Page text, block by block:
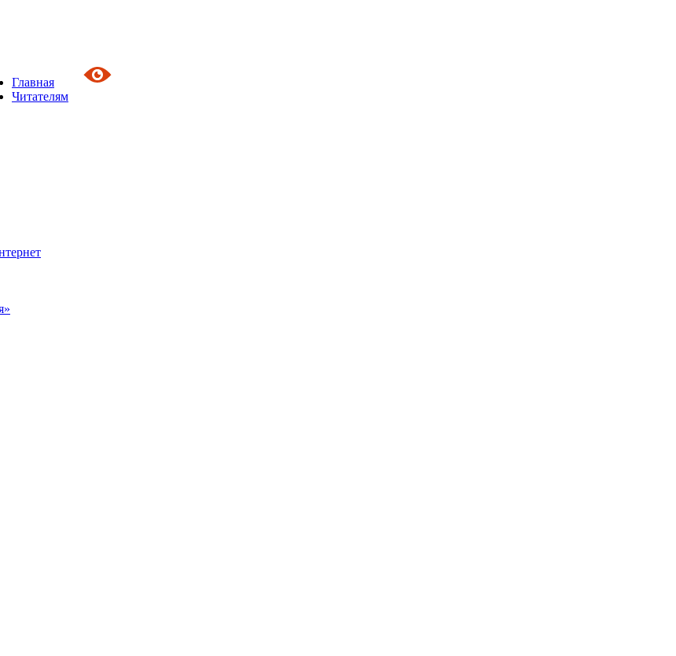
Главная
Читателям